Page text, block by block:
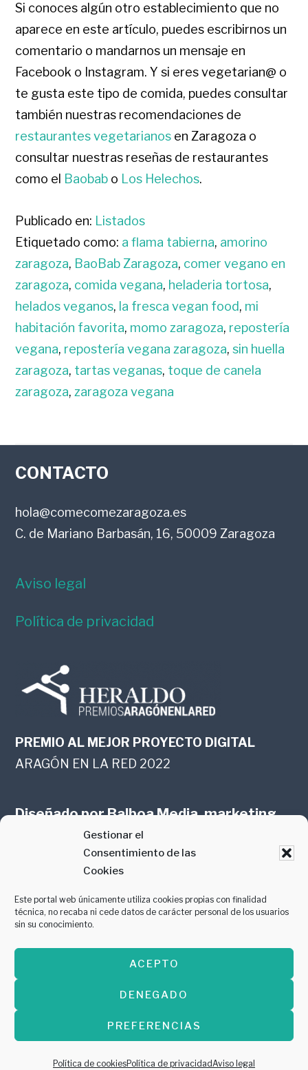
Gestionar el
Consentimiento de las
Cookies
Este portal web únicamente utiliza cookies propias con finalidad
técnica, no recaba ni cede datos de carácter personal de los usuarios
sin su conocimiento.
ACEPTO
DENEGADO
PREFERENCIAS
Política de cookiesPolítica de privacidadAviso legal
Si conoces algún otro establecimiento que no
aparece en este artículo, puedes escribirnos un
comentario o mandarnos un mensaje en
Facebook o Instagram. Y si eres vegetarian@ o
te gusta este tipo de comida, puedes consultar
también nuestras recomendaciones de
restaurantes vegetarianos en Zaragoza o
consultar nuestras reseñas de restaurantes
como el Baobab o Los Helechos.
Publicado en: Listados
Etiquetado como: a flama tabierna, amorino
zaragoza, BaoBab Zaragoza, comer vegano en
zaragoza, comida vegana, heladeria tortosa,
helados veganos, la fresca vegan food, mi
habitación favorita, momo zaragoza, repostería
vegana, repostería vegana zaragoza,sin huella
zaragoza, tartas veganas, toque de canela
zaragoza,zaragoza vegana
FOOTER
CONTACTO
hola@comecomezaragoza.es
C. de Mariano Barbasán, 16, 50009 Zaragoza
Aviso legal
Política de privacidad
PREMIO AL MEJOR PROYECTO DIGITAL
ARAGÓN EN LA RED 2022
Diseñado porBalboa Media, marketing
online en Zaragoza
PREMIO AL MEJOR CONTENIDO
GASTROMANÍA 2018
Copyright © 2026 ·Diseñado porBalboa